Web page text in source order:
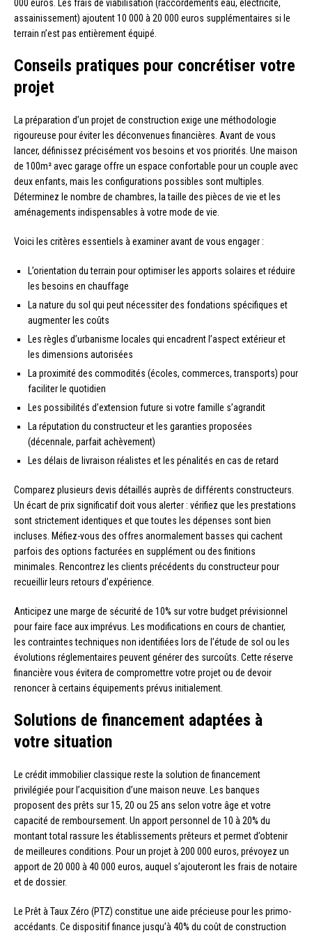
000 euros. Les frais de viabilisation (raccordements eau, électricité,
assainissement) ajoutent 10 000 à 20 000 euros supplémentaires si le
terrain n’est pas entièrement équipé.
Conseils pratiques pour concrétiser votre
projet
La préparation d’un projet de construction exige une méthodologie
rigoureuse pour éviter les déconvenues financières. Avant de vous
lancer, définissez précisément vos besoins et vos priorités. Une maison
de 100m² avec garage offre un espace confortable pour un couple avec
deux enfants, mais les configurations possibles sont multiples.
Déterminez le nombre de chambres, la taille des pièces de vie et les
aménagements indispensables à votre mode de vie.
Voici les critères essentiels à examiner avant de vous engager :
L’orientation du terrain pour optimiser les apports solaires et réduire
les besoins en chauffage
La nature du sol qui peut nécessiter des fondations spécifiques et
augmenter les coûts
Les règles d’urbanisme locales qui encadrent l’aspect extérieur et
les dimensions autorisées
La proximité des commodités (écoles, commerces, transports) pour
faciliter le quotidien
Les possibilités d’extension future si votre famille s’agrandit
La réputation du constructeur et les garanties proposées
(décennale, parfait achèvement)
Les délais de livraison réalistes et les pénalités en cas de retard
Comparez plusieurs devis détaillés auprès de différents constructeurs.
Un écart de prix significatif doit vous alerter : vérifiez que les prestations
sont strictement identiques et que toutes les dépenses sont bien
incluses. Méfiez-vous des offres anormalement basses qui cachent
parfois des options facturées en supplément ou des finitions
minimales. Rencontrez les clients précédents du constructeur pour
recueillir leurs retours d’expérience.
Anticipez une marge de sécurité de 10% sur votre budget prévisionnel
pour faire face aux imprévus. Les modifications en cours de chantier,
les contraintes techniques non identifiées lors de l’étude de sol ou les
évolutions réglementaires peuvent générer des surcoûts. Cette réserve
financière vous évitera de compromettre votre projet ou de devoir
renoncer à certains équipements prévus initialement.
Solutions de financement adaptées à
votre situation
Le crédit immobilier classique reste la solution de financement
privilégiée pour l’acquisition d’une maison neuve. Les banques
proposent des prêts sur 15, 20 ou 25 ans selon votre âge et votre
capacité de remboursement. Un apport personnel de 10 à 20% du
montant total rassure les établissements prêteurs et permet d’obtenir
de meilleures conditions. Pour un projet à 200 000 euros, prévoyez un
apport de 20 000 à 40 000 euros, auquel s’ajouteront les frais de notaire
et de dossier.
Le Prêt à Taux Zéro (PTZ) constitue une aide précieuse pour les primo-
accédants. Ce dispositif finance jusqu’à 40% du coût de construction